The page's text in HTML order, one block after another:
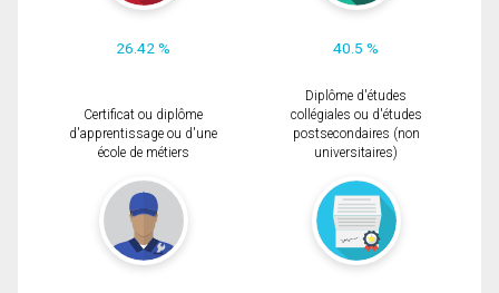
26.42 % 40.5 %
Certificat ou diplôme
d'apprentissage ou d'une
école de métiers
Diplôme d'études
collégiales ou d'études
postsecondaires (non
universitaires)